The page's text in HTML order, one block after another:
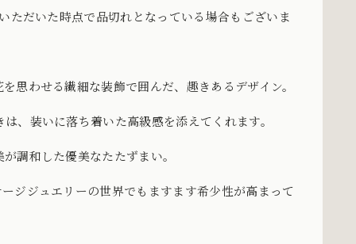
だいた時点で品切れとなっている場合もございま
思わせる繊細な装飾で囲んだ、趣きあるデザイン。
、装いに落ち着いた高級感を添えてくれます。
調和した優美なたたずまい。
ジジュエリーの世界でもますます希少性が高まって